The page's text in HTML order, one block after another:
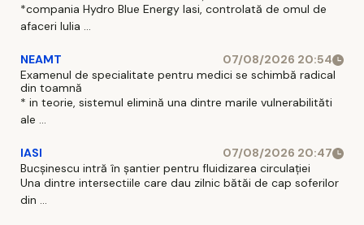
*compania Hydro Blue Energy Iasi, controlată de omul de
afaceri Iulia ...
NEAMT
07/08/2026 20:54
Examenul de specialitate pentru medici se schimbă radical
din toamnă
* in teorie, sistemul elimină una dintre marile vulnerabilităti
ale ...
IASI
07/08/2026 20:47
Bucșinescu intră în șantier pentru fluidizarea circulației
Una dintre intersectiile care dau zilnic bătăi de cap soferilor
din ...